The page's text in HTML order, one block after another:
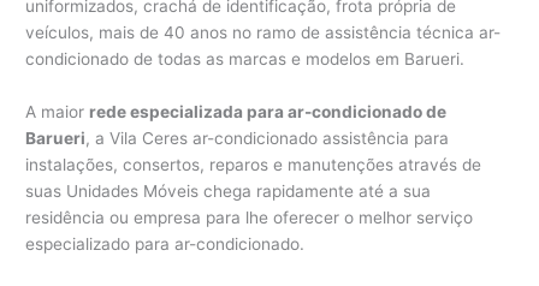
uniformizados, crachá de identificação, frota própria de
veículos, mais de 40 anos no ramo de assistência técnica ar-
condicionado de todas as marcas e modelos em Barueri.
A maior rede especializada para ar-condicionado de
Barueri, a Vila Ceres ar-condicionado assistência para
instalações, consertos, reparos e manutenções através de
suas Unidades Móveis chega rapidamente até a sua
residência ou empresa para lhe oferecer o melhor serviço
especializado para ar-condicionado.